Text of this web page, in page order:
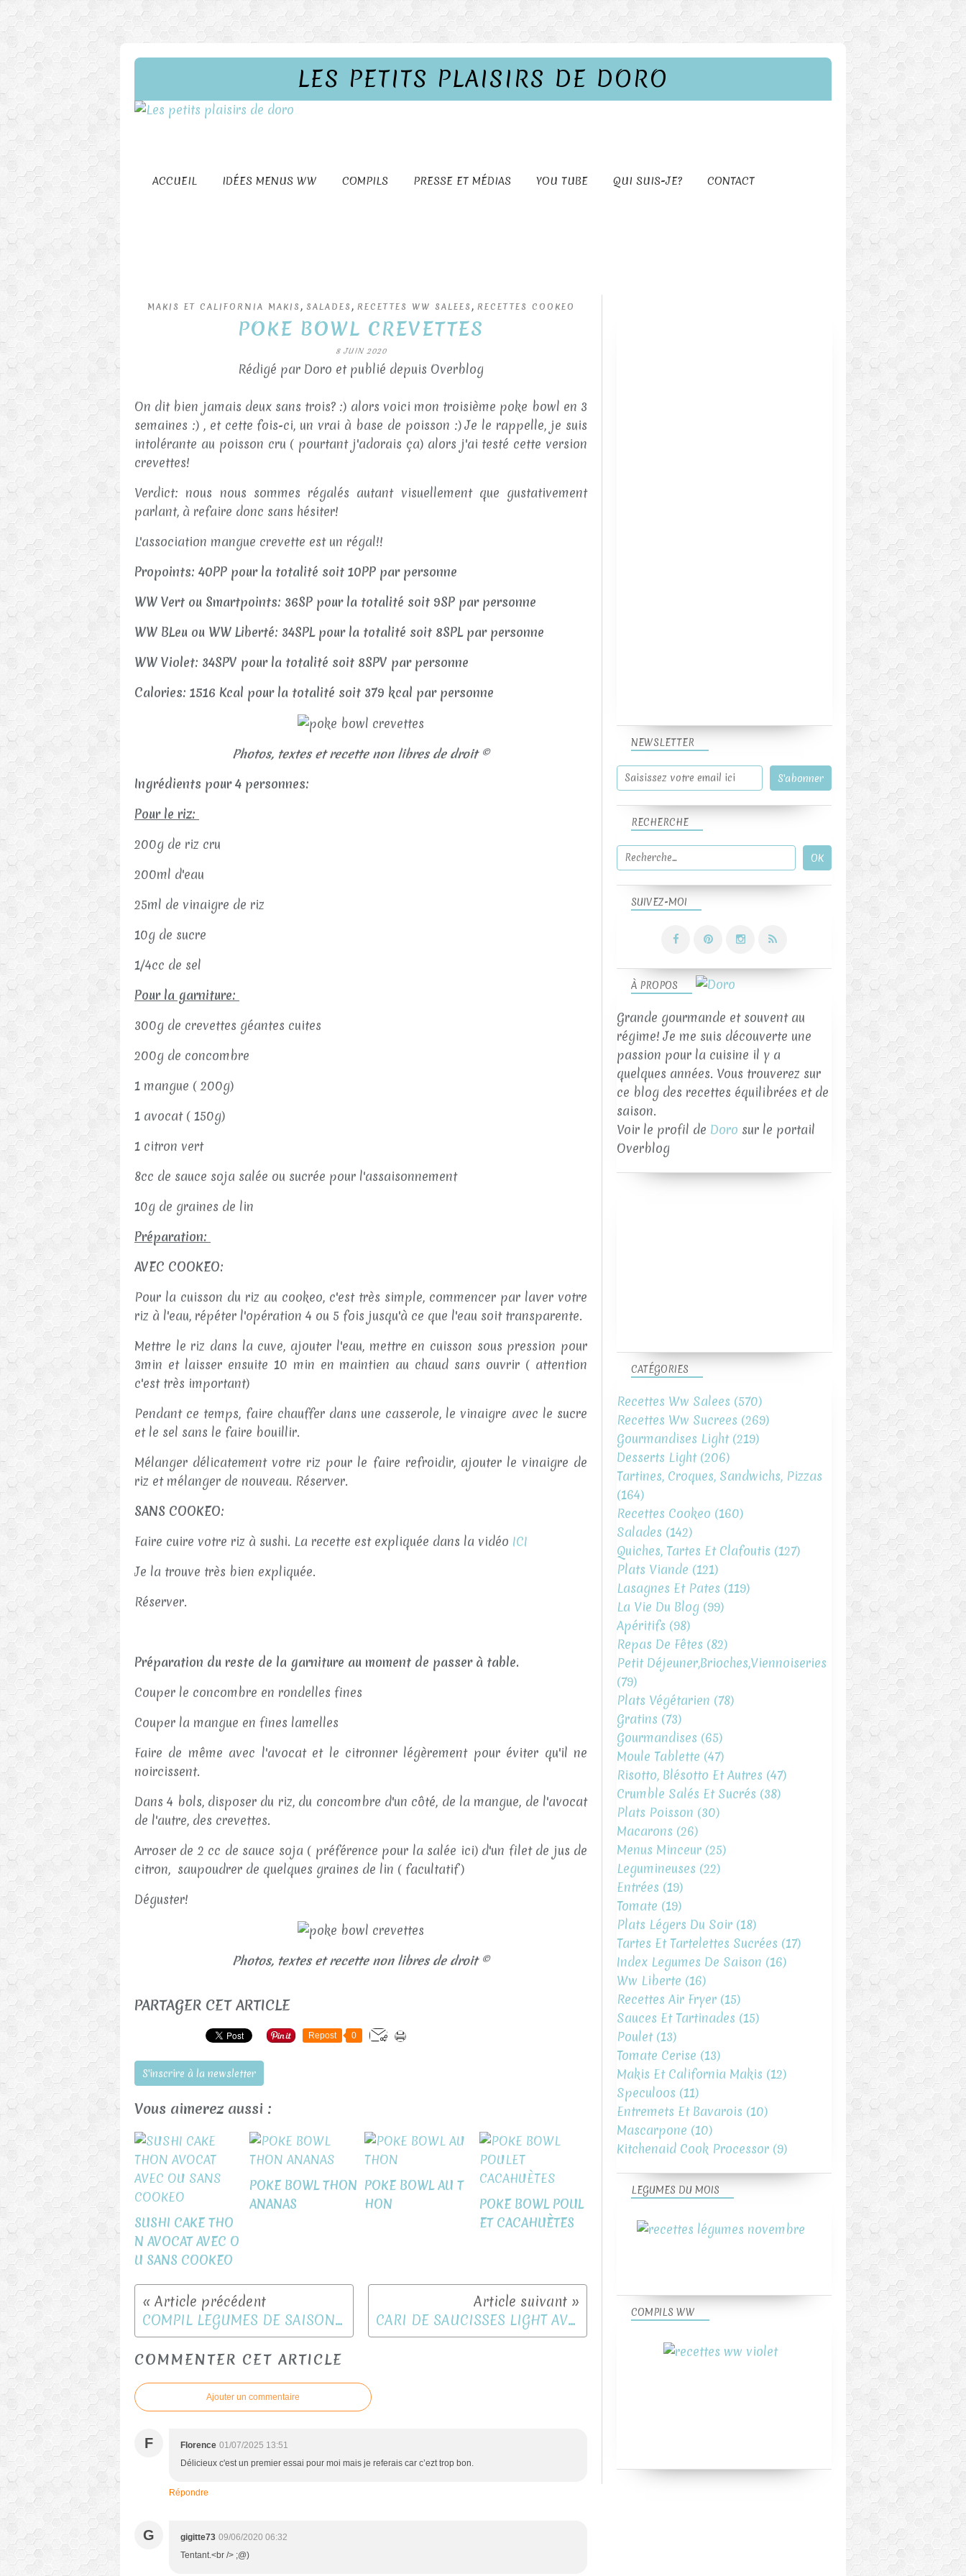
LES PETITS PLAISIRS DE DORO
ACCUEIL IDÉES MENUS WW COMPILS PRESSE ET MÉDIAS YOU TUBE QUI SUIS-JE? CONTACT
MAKIS ET CALIFORNIA MAKIS , SALADES , RECETTES WW SALEES , RECETTES COOKEO
POKE BOWL CREVETTES
8 JUIN 2020
Rédigé par Doro et publié depuis Overblog
On dit bien jamais deux sans trois? :) alors voici mon troisième poke bowl en 3
semaines :) , et cette fois-ci, un vrai à base de poisson :) Je le rappelle, je suis
intolérante au poisson cru ( pourtant j'adorais ça) alors j'ai testé cette version
crevettes!
Verdict: nous nous sommes régalés autant visuellement que gustativement
parlant, à refaire donc sans hésiter!
L'association mangue crevette est un régal!!
Propoints: 40PP pour la totalité soit 10PP par personne
WW Vert ou Smartpoints: 36SP pour la totalité soit 9SP par personne
WW BLeu ou WW Liberté: 34SPL pour la totalité soit 8SPL par personne
WW Violet: 34SPV pour la totalité soit 8SPV par personne
Calories: 1516 Kcal pour la totalité soit 379 kcal par personne
Photos, textes et recette non libres de droit ©
Ingrédients pour 4 personnes:
Pour le riz:
200g de riz cru
200ml d'eau
25ml de vinaigre de riz
10g de sucre
1/4cc de sel
Pour la garniture:
300g de crevettes géantes cuites
200g de concombre
1 mangue ( 200g)
1 avocat ( 150g)
1 citron vert
8cc de sauce soja salée ou sucrée pour l'assaisonnement
10g de graines de lin
Préparation:
AVEC COOKEO:
Pour la cuisson du riz au cookeo, c'est très simple, commencer par laver votre
riz à l'eau, répéter l'opération 4 ou 5 fois jusqu'à ce que l'eau soit transparente.
Mettre le riz dans la cuve, ajouter l'eau, mettre en cuisson sous pression pour
3min et laisser ensuite 10 min en maintien au chaud sans ouvrir ( attention
c'est très important)
Pendant ce temps, faire chauffer dans une casserole, le vinaigre avec le sucre
et le sel sans le faire bouillir.
Mélanger délicatement votre riz pour le faire refroidir, ajouter le vinaigre de
riz et mélanger de nouveau. Réserver.
SANS COOKEO:
Faire cuire votre riz à sushi. La recette est expliquée dans la vidéo ICI
Je la trouve très bien expliquée.
Réserver.
Préparation du reste de la garniture au moment de passer à table.
Couper le concombre en rondelles fines
Couper la mangue en fines lamelles
Faire de même avec l'avocat et le citronner légèrement pour éviter qu'il ne
noircissent.
Dans 4 bols, disposer du riz, du concombre d'un côté, de la mangue, de l'avocat
de l'autre, des crevettes.
Arroser de 2 cc de sauce soja ( préférence pour la salée ici) d'un filet de jus de
citron, saupoudrer de quelques graines de lin ( facultatif)
Déguster!
Photos, textes et recette non libres de droit ©
PARTAGER CET ARTICLE
Repost 0
S'inscrire à la newsletter
Vous aimerez aussi :
SUSHI CAKE THO
N AVOCAT AVEC O
U SANS COOKEO
POKE BOWL THON
ANANAS
POKE BOWL AU T
HON
POKE BOWL POUL
ET CACAHUÈTES
COMPIL LEGUMES DE SAISON JUIN CARI DE SAUCISSES LIGHT AVEC OU SANS COOKEO
COMMENTER CET ARTICLE
Ajouter un commentaire
F Florence 01/07/2025 13:51
Délicieux c'est un premier essai pour moi mais je referais car c’ezt trop bon.
Répondre
G gigitte73 09/06/2020 06:32
Tentant.<br /> ;@)
NEWSLETTER
SUIVEZ-MOI
RECHERCHE
À PROPOS
Grande gourmande et souvent au
régime! Je me suis découverte une
passion pour la cuisine il y a
quelques années. Vous trouverez sur
ce blog des recettes équilibrées et de
saison.
Voir le profil de Doro sur le portail
Overblog
CATÉGORIES
Recettes Ww Salees (570)
Recettes Ww Sucrees (269)
Gourmandises Light(219)
Desserts Light(206)
Tartines, Croques, Sandwichs, Pizzas
(164)
Recettes Cookeo (160)
Salades (142)
Quiches, Tartes Et Clafoutis (127)
Plats Viande (121)
Lasagnes Et Pates (119)
La Vie Du Blog (99)
Apéritifs (98)
Repas De Fêtes (82)
Petit Déjeuner,brioches,viennoiseries
(79)
Plats Végétarien (78)
Gratins (73)
Gourmandises (65)
Moule Tablette (47)
Risotto, Blésotto Et Autres (47)
Crumble Salés Et Sucrés (38)
Plats Poisson (30)
Macarons (26)
Menus Minceur (25)
Legumineuses (22)
Entrées (19)
Tomate (19)
Plats Légers Du Soir (18)
Tartes Et Tartelettes Sucrées (17)
Index Legumes De Saison (16)
Ww Liberte (16)
Recettes Air Fryer (15)
Sauces Et Tartinades (15)
Poulet(13)
Tomate Cerise (13)
Makis Et California Makis (12)
Speculoos (11)
Entremets Et Bavarois (10)
Mascarpone (10)
Kitchenaid Cook Processor (9)
LEGUMES DU MOIS
COMPILS WW